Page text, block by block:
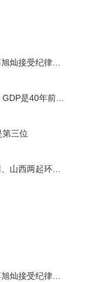
三位